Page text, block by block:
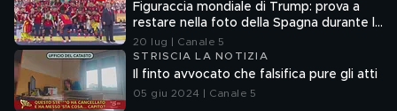
Figuraccia mondiale di Trump: prova a
restare nella foto della Spagna durante la
premiazione
20 lug | Canale 5
STRISCIA LA NOTIZIA
Il finto avvocato che falsifica pure gli atti
05 giu 2024 | Canale 5